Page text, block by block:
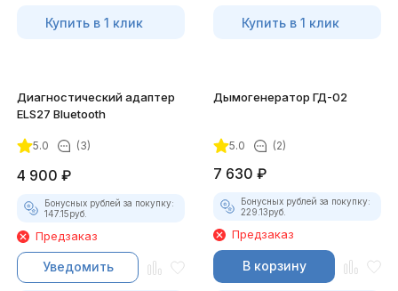
Купить в 1 клик Купить в 1 клик
Диагностический адаптер
ELS27 Bluetooth
5.0 (3)
4 900 ₽
Бонусных рублей за покупку:
147.15руб.
Предзаказ
Уведомить
Дымогенератор ГД-02
5.0 (2)
7 630 ₽
Бонусных рублей за покупку:
229.13руб.
Предзаказ
В корзину